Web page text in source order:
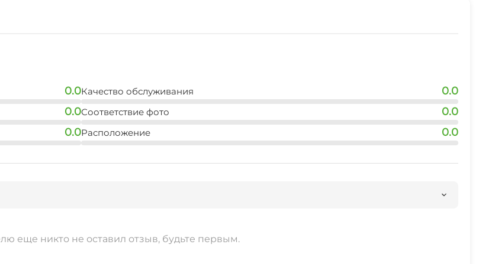
аквапарк
0.0
0.0
0.0
Качество обслуживания 0.0
Соответствие фото 0.0
Расположение 0.0
еще никто не оставил отзыв, будьте первым.